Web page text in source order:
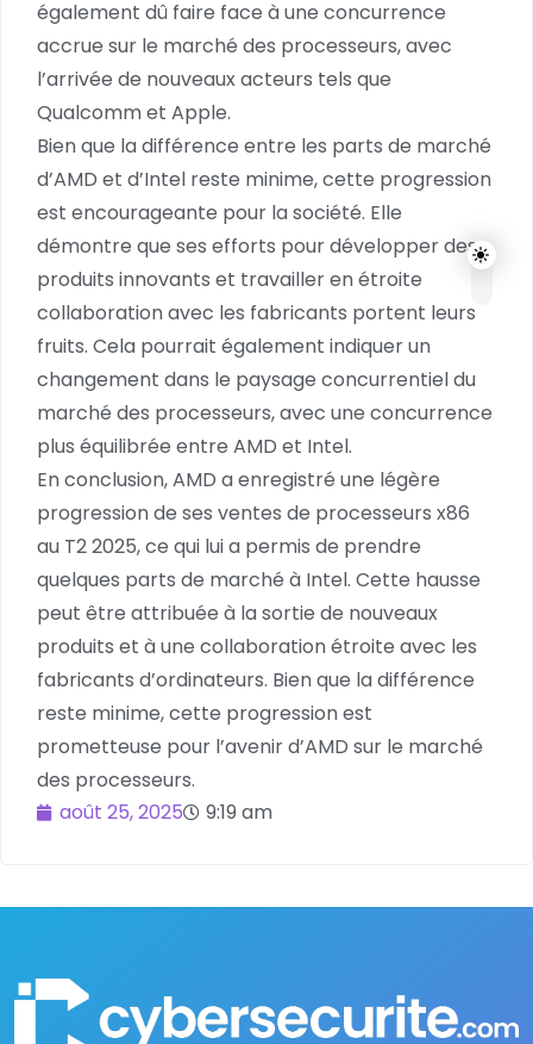
également dû faire face à une concurrence
accrue sur le marché des processeurs, avec
l’arrivée de nouveaux acteurs tels que
Qualcomm et Apple.
Bien que la différence entre les parts de marché
d’AMD et d’Intel reste minime, cette progression
est encourageante pour la société. Elle
démontre que ses efforts pour développer des
produits innovants et travailler en étroite
collaboration avec les fabricants portent leurs
fruits. Cela pourrait également indiquer un
changement dans le paysage concurrentiel du
marché des processeurs, avec une concurrence
plus équilibrée entre AMD et Intel.
En conclusion, AMD a enregistré une légère
progression de ses ventes de processeurs x86
au T2 2025, ce qui lui a permis de prendre
quelques parts de marché à Intel. Cette hausse
peut être attribuée à la sortie de nouveaux
produits et à une collaboration étroite avec les
fabricants d’ordinateurs. Bien que la différence
reste minime, cette progression est
prometteuse pour l’avenir d’AMD sur le marché
des processeurs.
août 25, 2025
9:19 am